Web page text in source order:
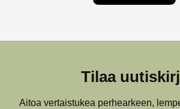
Tilaa
Aitoa vertaistukea perhearkeen,